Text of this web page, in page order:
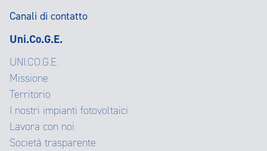
Canali di contatto
Uni.Co.G.E.
UNI.CO.G.E.
Missione
Territorio
I nostri impianti fotovoltaici
Lavora con noi
Società trasparente